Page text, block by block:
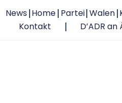
News Home Partei Walen
Kontakt
D’ADR